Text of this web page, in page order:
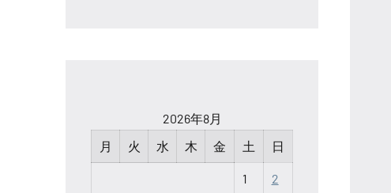
2026年8月
月
火 水 木 金 土 日
1 2